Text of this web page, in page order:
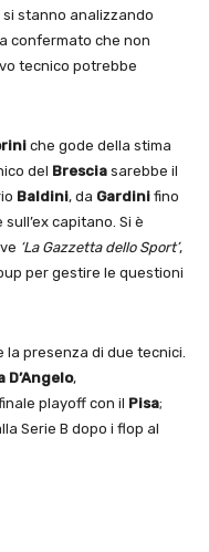
si stanno analizzando
confermato che non
tecnico potrebbe
che gode della stima
del Brescia sarebbe il
Baldini, da Gardini fino
capitano. Si è
‘La Gazzetta dello Sport’,
per gestire le questioni
la presenza di due tecnici.
D’Angelo,
playoff con il Pisa;
Serie B dopo i flop al